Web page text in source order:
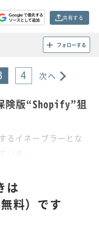
共有する
フォローする
4 次へ
険版“Shopify”狙
るイネーブラーとな
る。
は
料）です